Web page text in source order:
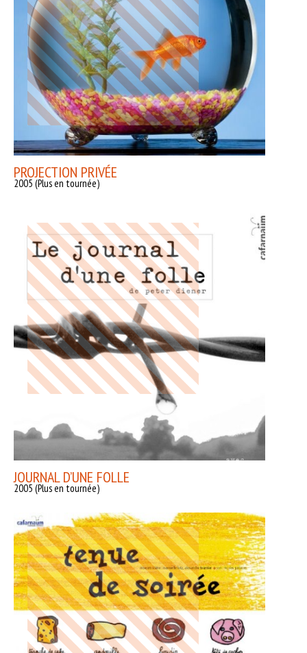
PROJECTION PRIVÉE
2005 (Plus en tournée)
JOURNAL D’UNE FOLLE
2005 (Plus en tournée)